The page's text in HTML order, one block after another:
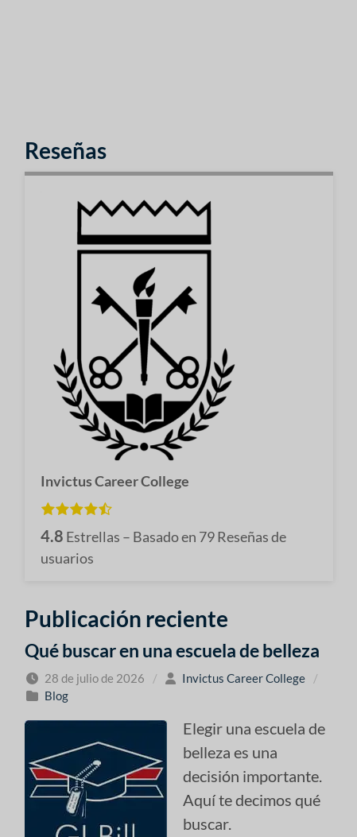
Reseñas
Invictus Career College
4.8 Estrellas – Basado en 79Reseñas de
usuarios
Publicación reciente
Qué buscar en una escuela de belleza
28 de julio de 2026 / Invictus Career College
/
Blog
Elegir una escuela de
belleza es una
decisión importante.
Aquí te decimos qué
buscar.